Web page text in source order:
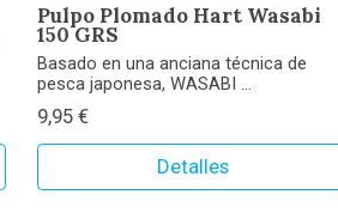
Pulpo Plomado Hart Wasabi
150 GRS
Basado en una anciana técnica de
pesca japonesa, WASABI ...
9,95 €
Detalles